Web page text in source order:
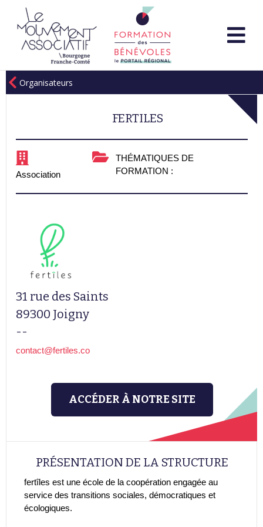
Organisateurs
FERTILES
Association
THÉMATIQUES DE
FORMATION :
31 rue des Saints
89300 Joigny
--
contact@fertiles.co
ACCÉDER À NOTRE SITE
PRÉSENTATION DE LA STRUCTURE
fertîles est une école de la coopération engagée au
service des transitions sociales, démocratiques et
écologiques.